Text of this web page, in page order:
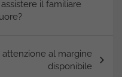
il familiare
al margine
disponibile